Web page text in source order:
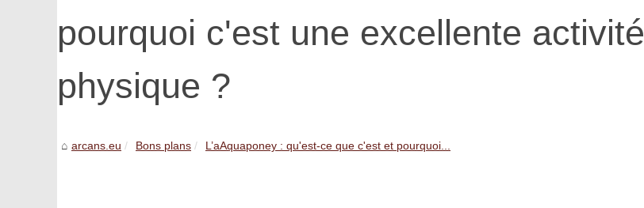
pourquoi c'est une excellente activité
physique ?
arcans.eu Bons plans L’aAquaponey : qu'est-ce que c'est et pourquoi...